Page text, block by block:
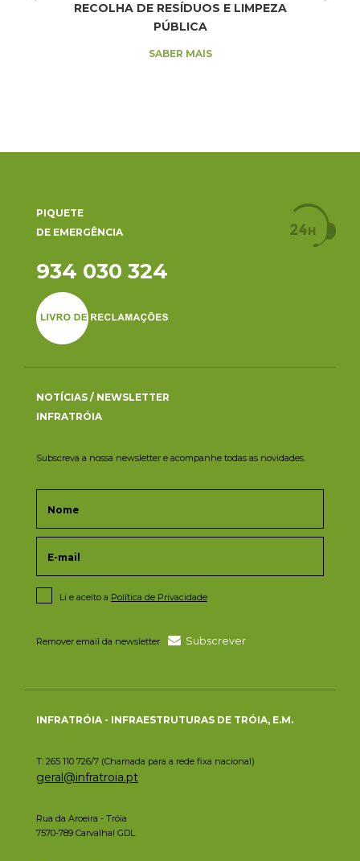
RECOLHA DE RESÍDUOS E LIMPEZA
PÚBLICA
SABER MAIS
PIQUETE
DE EMERGÊNCIA
934 030 324
NOTÍCIAS / NEWSLETTER
INFRATRÓIA
Subscreva a nossa newsletter e acompanhe todas as novidades.
Li e aceito a Política de Privacidade
Remover email da newsletter Subscrever
INFRATRÓIA - INFRAESTRUTURAS DE TRÓIA, E.M.
T: 265 110 726/7 (Chamada para a rede fixa nacional)
geral@infratroia.pt
Rua da Aroeira - Tróia
7570-789 Carvalhal GDL